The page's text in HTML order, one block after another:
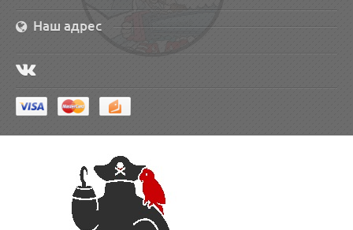
Наш адрес